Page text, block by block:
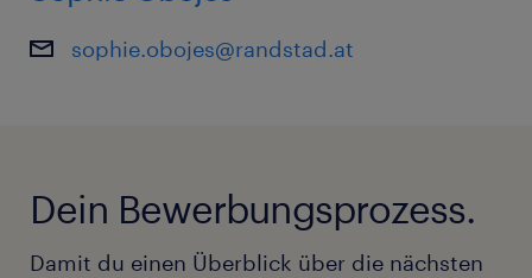
sophie.obojes@randstad.at
Dein Bewerbungsprozess.
Damit du einen Überblick über die nächsten